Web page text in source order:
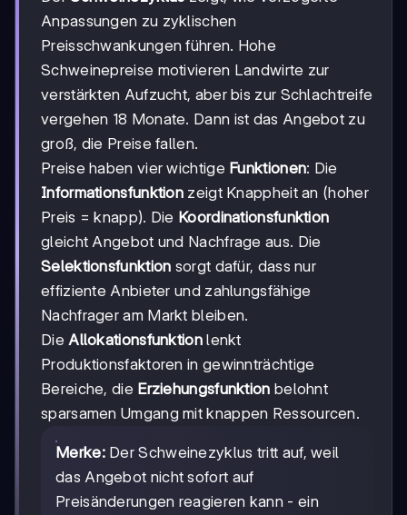
Anpassungen zu zyklischen
Preisschwankungen führen. Hohe
Schweinepreise motivieren Landwirte zur
verstärkten Aufzucht, aber bis zur Schlachtreife
vergehen 18 Monate. Dann ist das Angebot zu
groß, die Preise fallen.
Preise haben vier wichtige Funktionen: Die
Informationsfunktion zeigt Knappheit an (hoher
Preis = knapp). Die Koordinationsfunktion
gleicht Angebot und Nachfrage aus. Die
Selektionsfunktion sorgt dafür, dass nur
effiziente Anbieter und zahlungsfähige
Nachfrager am Markt bleiben.
Die Allokationsfunktionlenkt
Produktionsfaktoren in gewinnträchtige
Bereiche, die Erziehungsfunktion belohnt
sparsamen Umgang mit knappen Ressourcen.
Merke:Der Schweinezyklus tritt auf, weil
das Angebot nicht sofort auf
Preisänderungen reagieren kann - ein